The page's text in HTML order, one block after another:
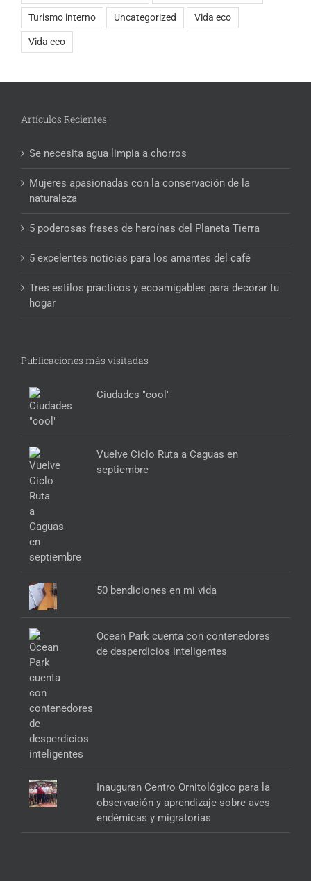
Turismo interno Uncategorized Vida eco
Vida eco
Artículos Recientes
Se necesita agua limpia a chorros
Mujeres apasionadas con la conservación de la
naturaleza
5 poderosas frases de heroínas del Planeta Tierra
5 excelentes noticias para los amantes del café
Tres estilos prácticos y ecoamigables para decorar tu
hogar
Publicaciones más visitadas
Ciudades "cool"
Vuelve Ciclo Ruta a Caguas en
septiembre
50 bendiciones en mi vida
Ocean Park cuenta con contenedores
de desperdicios inteligentes
Inauguran Centro Ornitológico para la
observación y aprendizaje sobre aves
endémicas y migratorias